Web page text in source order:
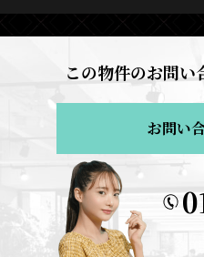
この物件のお問い
お問い